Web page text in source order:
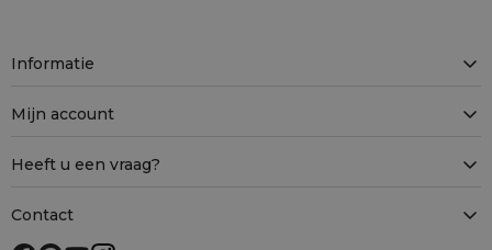
Informatie
Mijn account
Heeft u een vraag?
Contact